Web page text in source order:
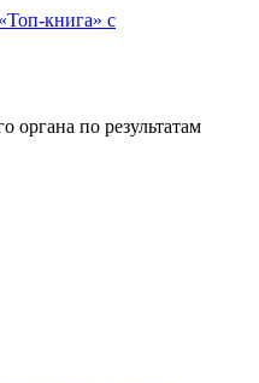
книга» с
органа по результатам